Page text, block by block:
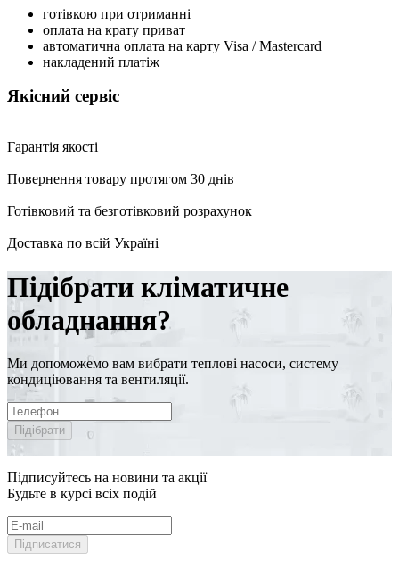
готівкою при отриманні
оплата на крату приват
автоматична оплата на карту Visa / Mastercard
накладений платіж
Якісний сервіс
Гарантія якості
Повернення товару протягом 30 днів
Готівковий та безготівковий розрахунок
Доставка по всій Україні
Підібрати кліматичне
обладнання?
Ми допоможемо вам вибрати теплові насоси, систему
кондиціювання та вентиляції.
Підібрати
Підписуйтесь на новини та акції
Будьте в курсі всіх подій
Підписатися